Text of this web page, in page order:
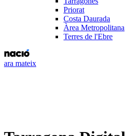
Priorat
Costa Daurada
Àrea Metropolitana
Terres de l'Ebre
ara mateix